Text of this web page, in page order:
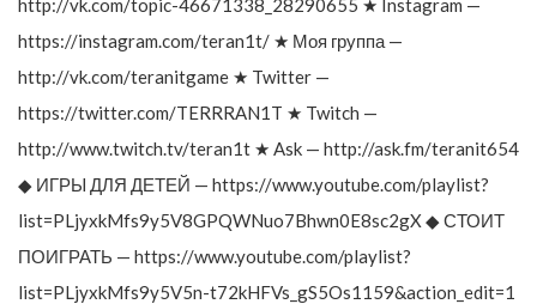
http://vk.com/topic-46671338_28290655 ★ Instagram —
https://instagram.com/teran1t/ ★ Моя группа —
http://vk.com/teranitgame ★ Twitter —
https://twitter.com/TERRRAN1T ★ Twitch —
http://www.twitch.tv/teran1t ★ Ask — http://ask.fm/teranit654
◆ ИГРЫ ДЛЯ ДЕТЕЙ — https://www.youtube.com/playlist?
list=PLjyxkMfs9y5V8GPQWNuo7Bhwn0E8sc2gX ◆ СТОИТ
ПОИГРАТЬ — https://www.youtube.com/playlist?
list=PLjyxkMfs9y5V5n-t72kHFVs_gS5Os1159&action_edit=1